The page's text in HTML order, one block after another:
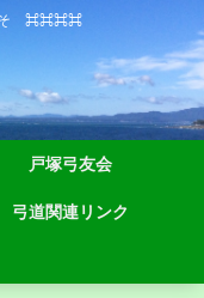
そ ⌘⌘⌘⌘
戸塚弓友会
弓道関連リンク